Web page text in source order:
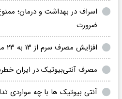
اسراف در بهداشت و درمان؛
ضرورت
افزایش مصرف سرم از ۱۳ به ۲۳ میلیون در ماه
مصرف آنتی‌بیوتیک در ایران
آنتی بیوتیک ها با چه مواردی